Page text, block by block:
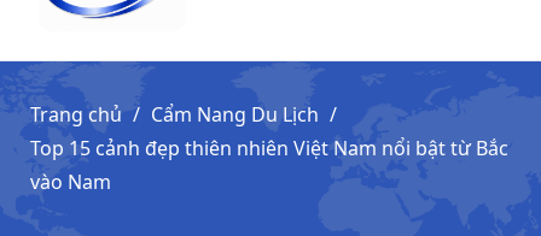
Trang chủ
Cẩm Nang Du Lịch
Top 15 cảnh đẹp thiên nhiên Việt Nam nổi bật từ Bắc
vào Nam